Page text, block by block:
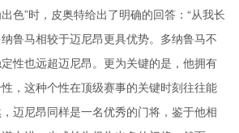
色”时，皮奥特给出了明确的回答：“从我长
鲁马相较于迈尼昂更具优势。多纳鲁马不
性也远超迈尼昂。更为关键的是，他拥有
，这种个性在顶级赛事的关键时刻往往能
迈尼昂同样是一名优秀的门将，鉴于他相